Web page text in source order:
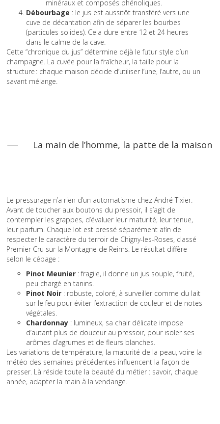
minéraux et composés phénoliques.
Débourbage : le jus est aussitôt transféré vers une
cuve de décantation afin de séparer les bourbes
(particules solides). Cela dure entre 12 et 24 heures
dans le calme de la cave.
Cette “chronique du jus” détermine déjà le futur style d’un
champagne. La cuvée pour la fraîcheur, la taille pour la
structure : chaque maison décide d’utiliser l’une, l’autre, ou un
savant mélange.
La main de l’homme, la patte de la maison
Le pressurage n’a rien d’un automatisme chez André Tixier.
Avant de toucher aux boutons du pressoir, il s’agit de
contempler les grappes, d’évaluer leur maturité, leur tenue,
leur parfum. Chaque lot est pressé séparément afin de
respecter le caractère du terroir de Chigny-les-Roses, classé
Premier Cru sur la Montagne de Reims. Le résultat diffère
selon le cépage :
Pinot Meunier : fragile, il donne un jus souple, fruité,
peu chargé en tanins.
Pinot Noir : robuste, coloré, à surveiller comme du lait
sur le feu pour éviter l’extraction de couleur et de notes
végétales.
Chardonnay : lumineux, sa chair délicate impose
d’autant plus de douceur au pressoir, pour isoler ses
arômes d’agrumes et de fleurs blanches.
Les variations de température, la maturité de la peau, voire la
météo des semaines précédentes influencent la façon de
presser. Là réside toute la beauté du métier : savoir, chaque
année, adapter la main à la vendange.